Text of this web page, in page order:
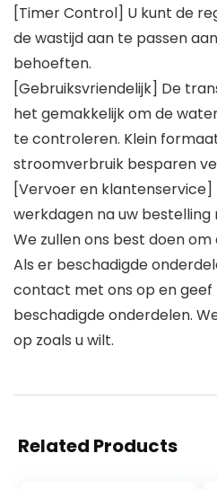
[Timer Control] U kunt de
de wastijd aan te passen
behoeften.
[Gebruiksvriendelijk] De
het gemakkelijk om de
te controleren. Klein
stroomverbruik besparen
[Vervoer en
werkdagen na uw bestelling
We zullen ons best doen
Als er beschadigde
contact met ons op en geef
beschadigde onderdelen.
op zoals u wilt.
Related Products